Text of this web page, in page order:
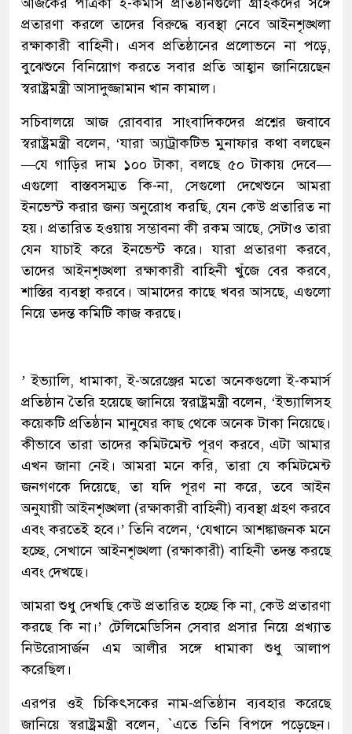
প্রতারণা করলে তাদের বিরুদ্ধে ব্যবস্থা নেবে আইনশৃঙ্খলা
রক্ষাকারী বাহিনী। এসব প্রতিষ্ঠানের প্রলোভনে না পড়ে,
বুঝেশুনে বিনিয়োগ করতে সবার প্রতি আহ্বান জানিয়েছেন
স্বরাষ্ট্রমন্ত্রী আসাদুজ্জামান খান কামাল।
সচিবালয়ে আজ রোববার সাংবাদিকদের প্রশ্নের জবাবে
স্বরাষ্ট্রমন্ত্রী বলেন, ‘যারা অ্যাট্রাকটিভ মুনাফার কথা বলছেন
—যে গাড়ির দাম ১০০ টাকা, বলছে ৫০ টাকায় দেবে—
এগুলো বাস্তবসম্মত কি-না, সেগুলো দেখেশুনে আমরা
ইনভেস্ট করার জন্য অনুরোধ করছি, যেন কেউ প্রতারিত না
হয়। প্রতারিত হওয়ায় সম্ভাবনা কী রকম আছে, সেটাও তারা
যেন যাচাই করে ইনভেস্ট করে। যারা প্রতারণা করবে,
তাদের আইনশৃঙ্খলা রক্ষাকারী বাহিনী খুঁজে বের করবে,
শাস্তির ব্যবস্থা করবে। আমাদের কাছে খবর আসছে, এগুলো
নিয়ে তদন্ত কমিটি কাজ করছে।
’ ইভ্যালি, ধামাকা, ই-অরেঞ্জের মতো অনেকগুলো ই-কমার্স
প্রতিষ্ঠান তৈরি হয়েছে জানিয়ে স্বরাষ্ট্রমন্ত্রী বলেন, ‘ইভ্যালিসহ
কয়েকটি প্রতিষ্ঠান মানুষের কাছ থেকে অনেক টাকা নিয়েছে।
কীভাবে তারা তাদের কমিটমেন্ট পূরণ করবে, এটা আমার
এখন জানা নেই। আমরা মনে করি, তারা যে কমিটমেন্ট
জনগণকে দিয়েছে, তা যদি পূরণ না করে, তবে আইন
অনুযায়ী আইনশৃঙ্খলা (রক্ষাকারী বাহিনী) ব্যবস্থা গ্রহণ করবে
এবং করতেই হবে।’ তিনি বলেন, ‘যেখানে আশঙ্কাজনক মনে
হচ্ছে, সেখানে আইনশৃঙ্খলা (রক্ষাকারী) বাহিনী তদন্ত করছে
এবং দেখছে।
আমরা শুধু দেখছি কেউ প্রতারিত হচ্ছে কি না, কেউ প্রতারণা
করছে কি না।’ টেলিমেডিসিন সেবার প্রসার নিয়ে প্রখ্যাত
নিউরোসার্জন এম আলীর সঙ্গে ধামাকা শুধু আলাপ
করেছিল।
এরপর ওই চিকিৎসকের নাম-প্রতিষ্ঠান ব্যবহার করেছে
জানিয়ে স্বরাষ্ট্রমন্ত্রী বলেন, `এতে তিনি বিপদে পড়েছেন।